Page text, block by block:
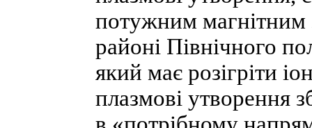
потужним магнітним
районі Північного
який має розігріти
плазмові утворення